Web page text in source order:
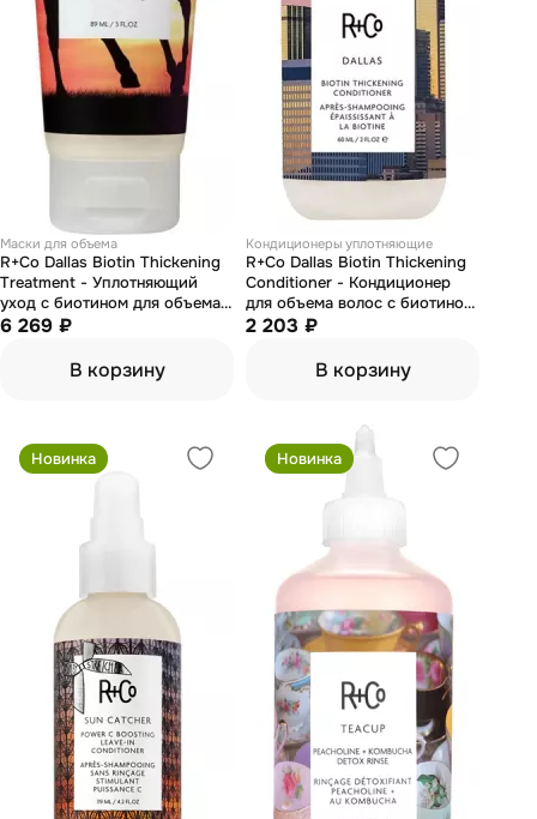
Маски для объема
R+Co Dallas Biotin Thickening
Treatment - Уплотняющий
уход с биотином для объема
"даллас" 89 мл
6 269 ₽
В корзину
Кондиционеры уплотняющие
R+Co Dallas Biotin Thickening
Conditioner - Кондиционер
для объема волос с биотином
"даллас" 60 мл
2 203 ₽
В корзину
Новинка Новинка